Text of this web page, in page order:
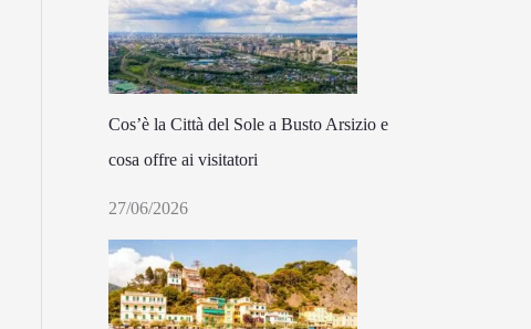
Cos’è la Città del Sole a Busto Arsizio e
cosa offre ai visitatori
27/06/2026